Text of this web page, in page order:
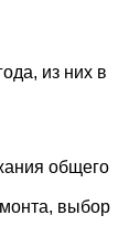
из них в
общего
выбор